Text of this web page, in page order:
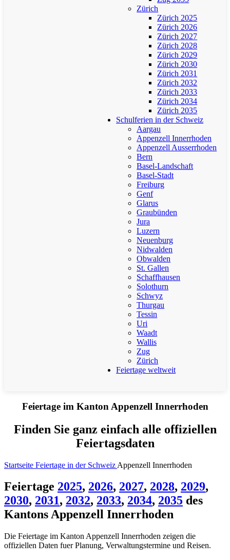
Zürich
Zürich 2025
Zürich 2026
Zürich 2027
Zürich 2028
Zürich 2029
Zürich 2030
Zürich 2031
Zürich 2032
Zürich 2033
Zürich 2034
Zürich 2035
Schulferien in der Schweiz
Aargau
Appenzell Innerrhoden
Appenzell Ausserrhoden
Bern
Basel-Landschaft
Basel-Stadt
Freiburg
Genf
Glarus
Graubünden
Jura
Luzern
Neuenburg
Nidwalden
Obwalden
St. Gallen
Schaffhausen
Solothurn
Schwyz
Thurgau
Tessin
Uri
Waadt
Wallis
Zug
Zürich
Feiertage weltweit
Feiertage im Kanton Appenzell Innerrhoden
Finden Sie ganz einfach alle offiziellen
Feiertagsdaten
Startseite Feiertage in der Schweiz Appenzell Innerrhoden
Feiertage 2025, 2026, 2027, 2028, 2029,
2030, 2031, 2032, 2033, 2034, 2035 des
Kantons Appenzell Innerrhoden
Die Feiertage im Kanton Appenzell Innerrhoden zeigen die
offiziellen Daten fuer Planung, Verwaltungstermine und Reisen.